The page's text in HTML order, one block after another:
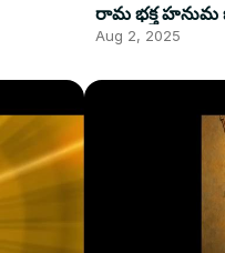
రామ భక్త హనుమ
Aug 2, 2025